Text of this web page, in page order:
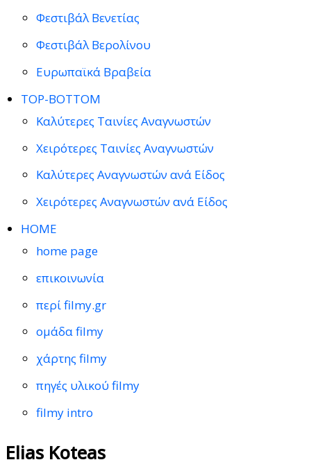
Φεστιβάλ Βενετίας
Φεστιβάλ Βερολίνου
Ευρωπαϊκά Βραβεία
TOP-BOTTOM
Καλύτερες Ταινίες Αναγνωστών
Χειρότερες Ταινίες Αναγνωστών
Καλύτερες Αναγνωστών ανά Είδος
Χειρότερες Αναγνωστών ανά Είδος
HOME
home page
επικοινωνία
περί filmy.gr
ομάδα filmy
χάρτης filmy
πηγές υλικού filmy
filmy intro
Elias Koteas